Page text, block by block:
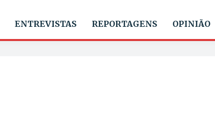
ENTREVISTAS REPORTAGENS OPINIÃO